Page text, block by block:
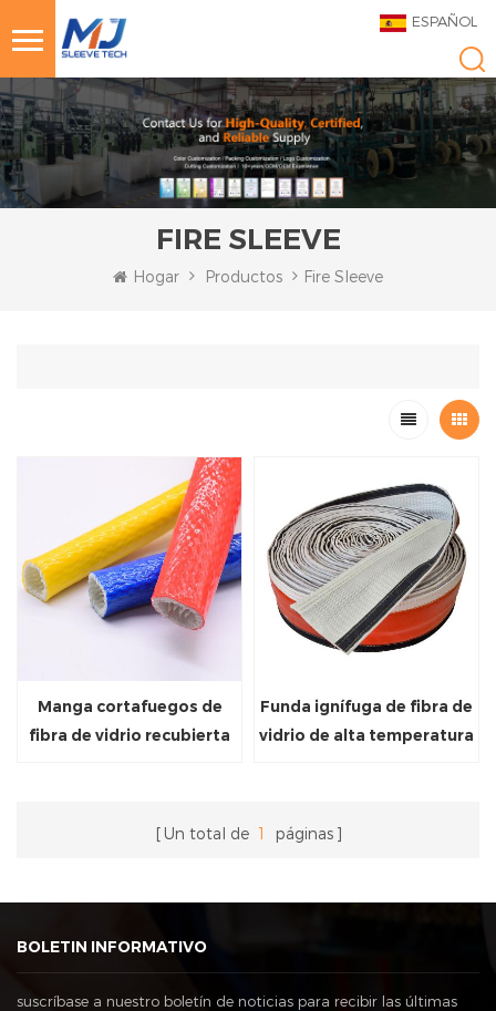
ESPAÑOL
FIRE SLEEVE
Hogar Productos Fire Sleeve
Manga cortafuegos de
fibra de vidrio recubierta
Funda ignífuga de fibra de
vidrio de alta temperatura
Un total de 1 páginas
BOLETIN INFORMATIVO
suscríbase a nuestro boletín de noticias para recibir las últimas